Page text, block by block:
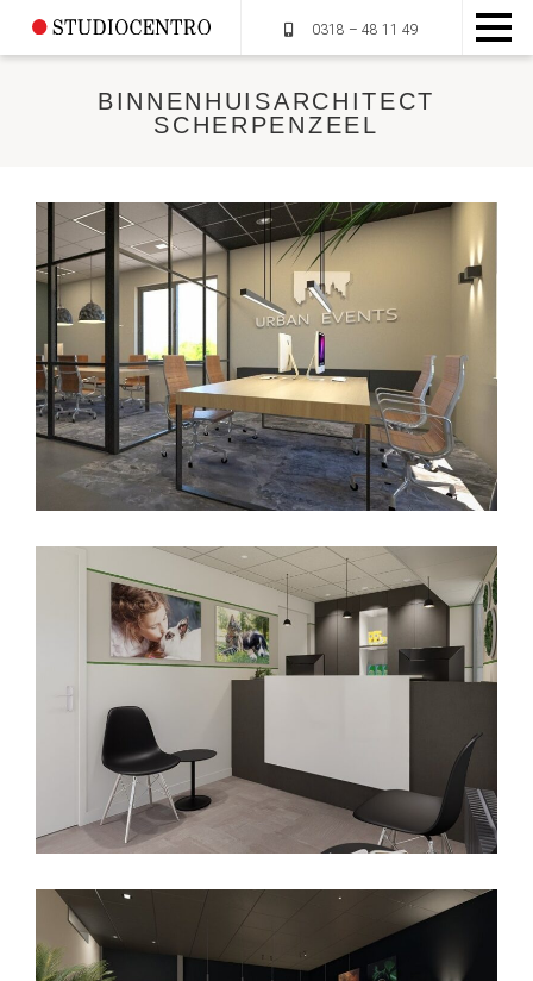
OVER STUDIOCENTRO
MUMMIEPLANTEN
DIENSTEN
PORTFOLIO
CONTACT
0318 – 48 11 49
BINNENHUISARCHITECT
SCHERPENZEEL